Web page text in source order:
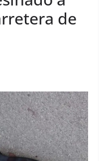
de